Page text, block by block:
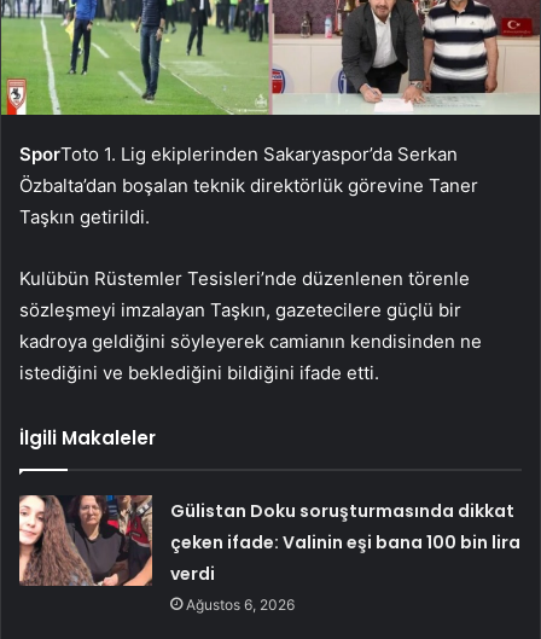
SporToto 1. Lig ekiplerinden Sakaryaspor’da Serkan
Özbalta’dan boşalan teknik direktörlük görevine Taner
Taşkın getirildi.
Kulübün Rüstemler Tesisleri’nde düzenlenen törenle
sözleşmeyi imzalayan Taşkın, gazetecilere güçlü bir
kadroya geldiğini söyleyerek camianın kendisinden ne
istediğini ve beklediğini bildiğini ifade etti.
İlgili Makaleler
Gülistan Doku soruşturmasında dikkat
çeken ifade: Valinin eşi bana 100 bin lira
verdi
Ağustos 6, 2026